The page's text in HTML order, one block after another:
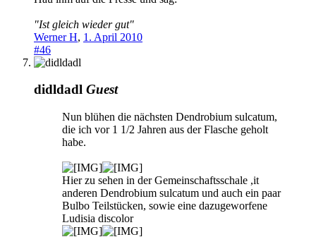
"Ist gleich wieder gut"
Werner H, 1. April 2010
#46
didldadl Guest
Nun blühen die nächsten Dendrobium sulcatum,
die ich vor 1 1/2 Jahren aus der Flasche geholt
habe.
Hier zu sehen in der Gemeinschaftsschale ,it
anderen Dendrobium sulcatum und auch ein paar
Bulbo Teilstücken, sowie eine dazugeworfene
Ludisia discolor